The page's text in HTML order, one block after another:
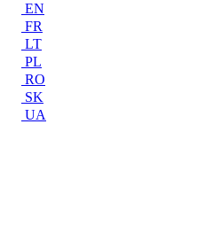
EN
FR
LT
PL
RO
SK
UA